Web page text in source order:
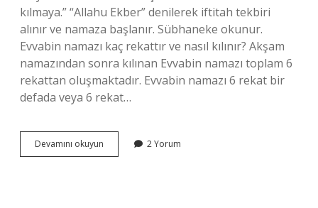
kılmaya.” “Allahu Ekber” denilerek iftitah tekbiri
alınır ve namaza başlanır. Sübhaneke okunur.
Evvabin namazı kaç rekattır ve nasıl kılınır? Akşam
namazından sonra kılınan Evvabin namazı toplam 6
rekattan oluşmaktadır. Evvabin namazı 6 rekat bir
defada veya 6 rekat…
Devamını okuyun
Namazı
2 Yorum